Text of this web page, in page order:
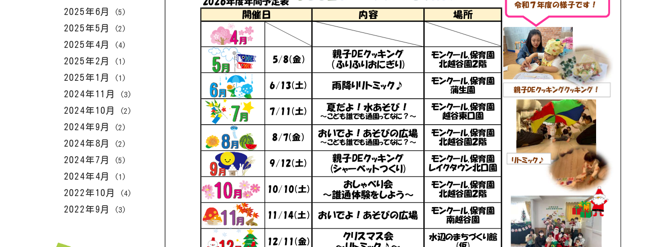
2025年6月 (5)
2025年5月 (2)
2025年4月 (4)
2025年2月 (1)
2025年1月 (1)
2024年11月 (3)
2024年10月 (2)
2024年9月 (2)
2024年8月 (2)
2024年7月 (5)
2024年4月 (1)
2022年10月 (4)
2022年9月 (3)